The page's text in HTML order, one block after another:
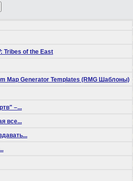
Tribes of the East
Map Generator Templates (RMG Шаблоны)
–...
все...